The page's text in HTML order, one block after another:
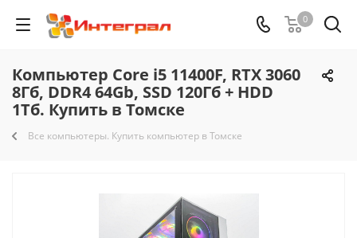
0
Компьютер Core i5 11400F, RTX 3060
8Гб, DDR4 64Gb, SSD 120Гб + HDD
1Тб. Купить в Томске
Все компьютеры. Купить компьютер в Томске